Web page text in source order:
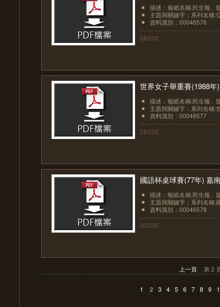
描述：報紙名稱:民生報、
主題與關鍵字：系列名稱:
資料識別：00046576
28/235
世界女子舉重賽(1988
描述：報紙名稱:民生報、
主題與關鍵字：系列名稱:
資料識別：00046577
29/235
國語杯桌球賽(77年) 嘉
描述：報紙名稱:民生報、
主題與關鍵字：系列名稱:
資料識別：00046578
30/235
上一頁 第 2
1 2 3 4 5 6 7 8 9